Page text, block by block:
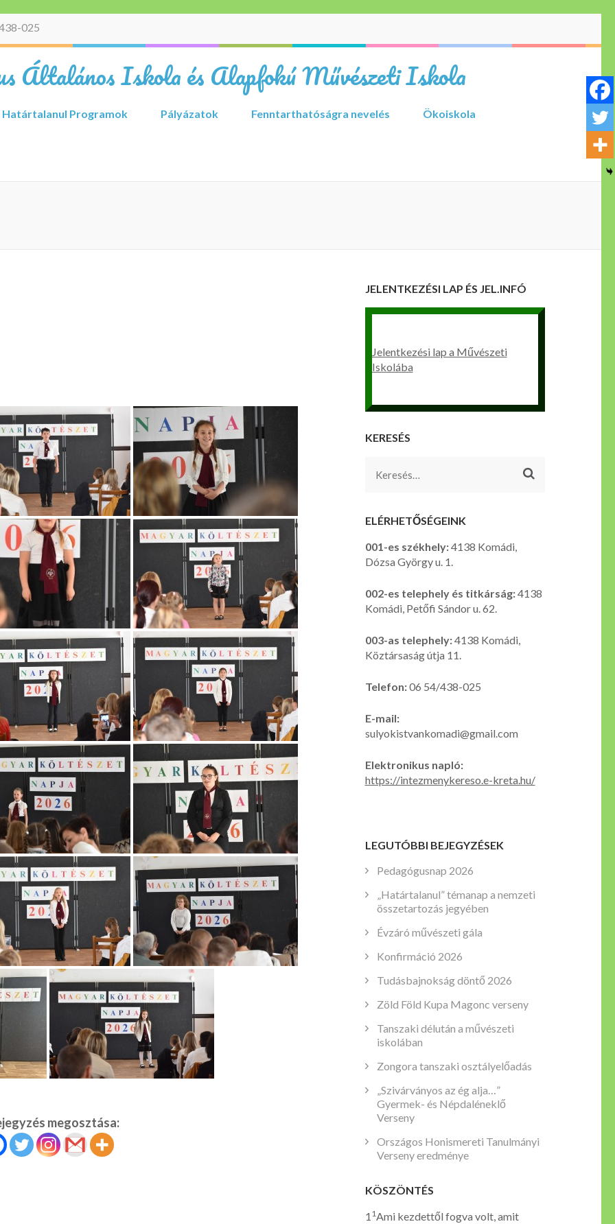
025
Általános Iskola és Alapfokú Művészeti Iskola
Határtalanul Programok Pályázatok Fenntarthatóságra nevelés Ökoiskola
megosztása:
JELENTKEZÉSI LAP ÉS JEL.INFÓ
Jelentkezési lap a Művészeti
Iskolába
KERESÉS
Keresés:
ELÉRHETŐSÉGEINK
001-es székhely:4138 Komádi,
Dózsa György u. 1.
002-es telephely és titkárság:4138
Komádi, Petőfi Sándor u. 62.
003-as telephely:4138 Komádi,
Köztársaság útja 11.
Telefon:06 54/438-025
E-mail:
sulyokistvankomadi@gmail.com
Elektronikus napló:
https://intezmenykereso.e-kreta.hu/
LEGUTÓBBI BEJEGYZÉSEK
Pedagógusnap 2026
„Határtalanul” témanap a nemzeti
összetartozás jegyében
Évzáró művészeti gála
Konfirmáció 2026
Tudásbajnokság döntő 2026
Zöld Föld Kupa Magonc verseny
Tanszaki délután a művészeti
iskolában
Zongora tanszaki osztályelőadás
„Szivárványos az ég alja…”
Gyermek- és Népdaléneklő
Verseny
Országos Honismereti Tanulmányi
Verseny eredménye
KÖSZÖNTÉS
1 1Ami kezdettől fogva volt, amit